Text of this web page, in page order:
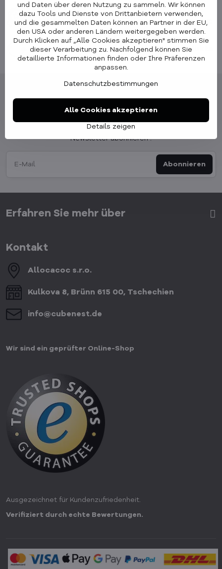
Trusted Shops
zertifiziert
Kostenloser
Versand ab 100 €
30 Tage
kostenlose
Rücksendung
2 Jahre Garantie
auf alle Produkte
Newsletter
Newsletter abonnieren :
Abonnieren
Erfahren Sie mehr über
Kontakt
Allocacoc s​.r​.o​.
Kulkova 8, Brünn 615 00, Tschechien
info​@cubenest​.de
Wir sind ein geprüfter Online-Shop
Ausgezeichnet für Kundenzufriedenheit.
Verifiziert durch echte Bewertungen.
und Daten über deren Nutzung zu sammeln. Wir können
dazu Tools und Dienste von Drittanbietern verwenden,
und die gesammelten Daten können an Partner in der EU,
den USA oder anderen Ländern weitergegeben werden.
Durch Klicken auf „Alle Cookies akzeptieren" stimmen Sie
dieser Verarbeitung zu. Nachfolgend können Sie
detaillierte Informationen finden oder Ihre Präferenzen
anpassen.
Datenschutzbestimmungen
Details zeigen
Alle Cookies akzeptieren